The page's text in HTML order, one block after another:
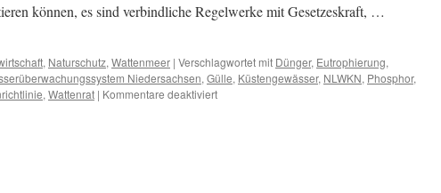
können, es sind verbindliche Regelwerke mit Gesetzeskraft, …
, Naturschutz, Wattenmeer | Verschlagwortet mit Dünger, Eutrophierung,
Niedersachsen, Gülle, Küstengewässer, NLWKN, Phosphor,
, Wattenrat | Kommentare deaktiviertfür